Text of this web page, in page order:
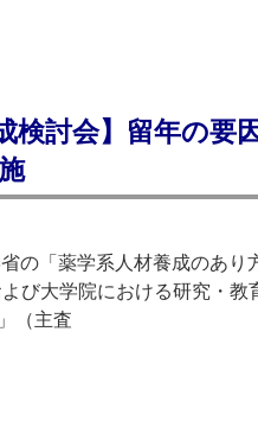
検討会】留年の要
「薬学系人材養成のあり
び大学院における研究・
（主査